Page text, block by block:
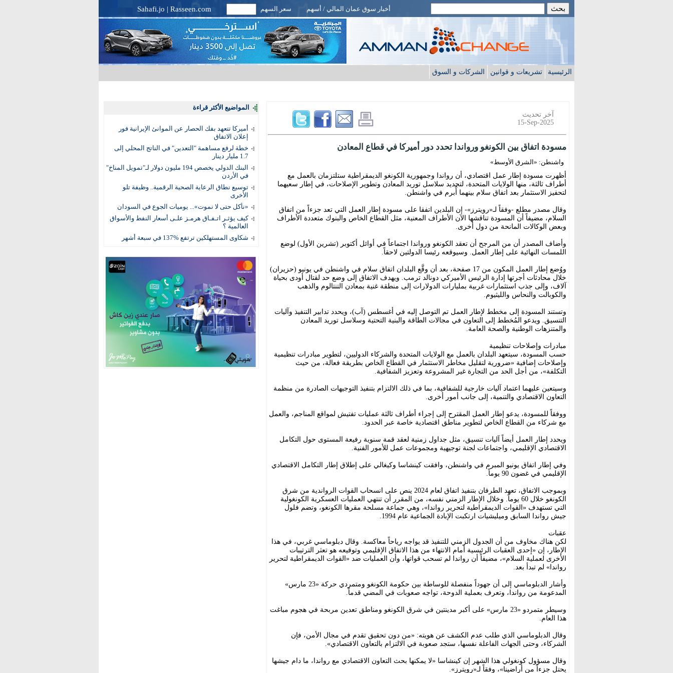
أخبار سوق عمان المالي / أسهم سعر السهم Sahafi.jo | Rasseen.com
الرئيسية تشريعات و قوانين الشركات و السوق
المواضيع الأكثر قراءة
أميركا تتعهد بفك الحصار عن الموانئ الإيرانية فور
إعلان الاتفاق
خطة لرفع مساهمة "التعدين" في الناتج المحلي إلى
1.7 مليار دينار
البنك الدولي يخصص 194 مليون دولار لـ"تمويل المناخ"
في الأردن
توسيع نطاق الرعاية الصحية الرقمية.. وظيفة تلو
الأخرى
«نأكل حتى لا نموت»... يوميات الجوع في السودان
كيف يؤثـر اتـفـاق هرمـز علـى أسعار النفط والأسواق
العالمية ؟
شكاوى المستهلكين ترتفع %137 في سبعة أشهر
آخر تحديث
15-Sep-2025
مسودة اتفاق بين الكونغو ورواندا تحدد دور أميركا في قطاع المعادن
واشنطن: «الشرق الأوسط»
أظهرت مسودة إطار عمل اقتصادي، أن رواندا وجمهورية الكونغو الديمقراطية ستلتزمان بالعمل مع
أطراف ثالثة، منها الولايات المتحدة، لتجديد سلاسل توريد المعادن وتطوير الإصلاحات، في إطار سعيهما
لتحفيز الاستثمار بعد اتفاق سلام بينهما أُبرم في واشنطن.
وقال مصدر مطلع -وفقاً لـ«رويترز»- إن البلدين اتفقا على مسودة إطار العمل التي تعد جزءاً من اتفاق
السلام، مضيفاً أن المسودة تناقشها الآن الأطراف المعنية، مثل القطاع الخاص والبنوك متعددة الأطراف
وبعض الوكالات المانحة من دول أخرى.
وأضاف المصدر أن من المرجح أن تعقد الكونغو ورواندا اجتماعاً في أوائل أكتوبر (تشرين الأول) لوضع
اللمسات النهائية على إطار العمل. وسيوقعه رئيسا الدولتين لاحقاً.
ووُضع إطار العمل المكون من 17 صفحة، بعد أن وقَّع البلدان اتفاق سلام في واشنطن في يونيو (حزيران)
خلال محادثات أجرتها إدارة الرئيس الأميركي دونالد ترمب. ويهدف الاتفاق إلى وضع حد لقتال أودى بحياة
آلاف، وإلى جذب استثمارات غربية بمليارات الدولارات إلى منطقة غنية بمعادن التنتالوم والذهب
والكوبالت والنحاس والليثيوم.
وتستند المسودة إلى مخطط لإطار العمل تم التوصل إليه في أغسطس (آب)، ويحدد تدابير التنفيذ وآليات
التنسيق. ويدعو المُخطط إلى التعاون في مجالات الطاقة والبنية التحتية وسلاسل توريد المعادن
والمتنزهات الوطنية والصحة العامة.
مبادرات وإصلاحات تنظيمية
حسب المسودة، سيتعهد البلدان بالعمل مع الولايات المتحدة والشركاء الدوليين، لتطوير مبادرات تنظيمية
وإصلاحات إضافية «ضرورية لتقليل مخاطر الاستثمار في القطاع الخاص بطريقة فعالة، من حيث
التكلفة»، من أجل الحد من التجارة غير المشروعة وتعزيز الشفافية.
وسيتعين عليهما اعتماد آليات خارجية للشفافية، بما في ذلك الالتزام بتنفيذ التوجيهات الصادرة من منظمة
التعاون الاقتصادي والتنمية، إلى جانب أمور أخرى.
ووفقاً للمسودة، يدعو إطار العمل المقترح إلى إجراء أطراف ثالثة عمليات تفتيش لمواقع المناجم، والعمل
مع شركاء من القطاع الخاص لتطوير مناطق اقتصادية خاصة عبر الحدود.
ويحدد إطار العمل أيضاً آليات تنسيق، مثل جداول زمنية لعقد قمة سنوية رفيعة المستوى حول التكامل
الاقتصادي الإقليمي، واجتماعات لجنة توجيهية ومجموعات عمل للأمور الفنية.
وفي إطار اتفاق يونيو المبرم في واشنطن، وافقت كينشاسا وكيغالي على إطلاق إطار التكامل الاقتصادي
الإقليمي في غضون 90 يوماً.
وبموجب الاتفاق، تعهد الطرفان بتنفيذ اتفاق لعام 2024 ينص على انسحاب القوات الرواندية من شرق
الكونغو خلال 60 يوماً. وخلال الإطار الزمني نفسه، من المقرر أن تنتهي العمليات العسكرية الكونغولية
التي تستهدف «القوات الديمقراطية لتحرير رواندا»، وهي جماعة مسلحة مقرها الكونغو، وتضم فلول
جيش رواندا السابق وميليشيات ارتكبت الإبادة الجماعية عام 1994.
عقبات
لكن هناك مخاوف من أن الجدول الزمني للتنفيذ قد يواجه رياحاً معاكسة. وقال دبلوماسي غربي، في هذا
الإطار، إن «إحدى العقبات الرئيسية أمام الانتهاء من هذا الاتفاق الإقليمي وتوقيعه هو تعثر الترتيبات
الأخرى لعملية السلام»، مضيفاً أن رواندا لم تسحب قواتها، وأن العمليات ضد «القوات الديمقراطية لتحرير
رواندا» لم تبدأ بعد.
وأشار الدبلوماسي إلى أن جهوداً منفصلة للوساطة بين حكومة الكونغو ومتمردي حركة «23 مارس»
المدعومة من رواندا، وتعرف بعملية الدوحة، تواجه صعوبات في المضي قدماً.
وسيطر متمردو «23 مارس» على أكبر مدينتين في شرق الكونغو ومناطق تعدين مربحة في هجوم مباغت
هذا العام.
وقال الدبلوماسي الذي طلب عدم الكشف عن هويته: «من دون تحقيق تقدم في مجال الأمن، فإن
الشركاء، وحتى الجهات الفاعلة نفسها، ستجد صعوبة في الالتزام بالتعاون الاقتصادي».
وقال مسؤول كونغولي هذا الشهر إن كينشاسا «لا يمكنها بحث التعاون الاقتصادي مع رواندا، ما دام جيشها
يحتل جزءاً من أراضينا»، وفقاً لـ«رويترز».